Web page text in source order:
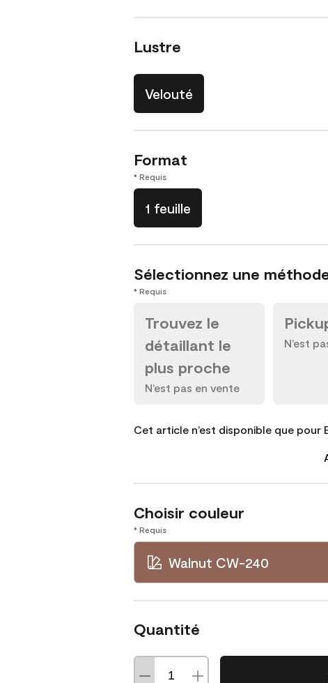
Lustre
Velouté
Format
* Requis
1 feuille
Sélectionnez une
* Requis
Trouvez le
détaillant le
plus proche
N’est pas en vente
N’est
Cet article n’est disponible que pour
Choisir couleur
* Requis
Walnut CW-240
Quantité